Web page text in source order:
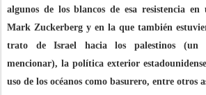
algunos de los blancos de esa resistencia en
Mark Zuckerberg y en la que también
trato de Israel hacia los palestinos (un
mencionar), la política exterior
uso de los océanos como basurero, entre otros